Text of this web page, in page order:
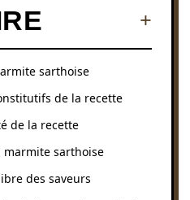
sarthoise
de la recette
de la recette
marmite sarthoise
des saveurs